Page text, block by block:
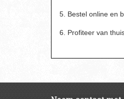
5. Bestel online en
6. Profiteer van